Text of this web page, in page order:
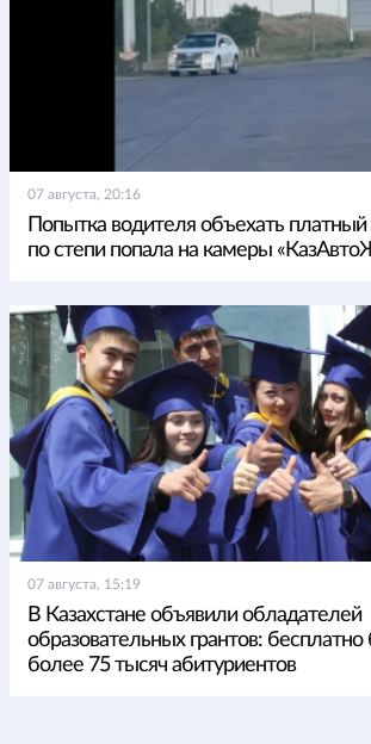
07 августа, 20:16
Попытка водителя объехать платный
по степи попала на камеры
07 августа, 15:19
В Казахстане объявили обладателей
образовательных грантов: бесплатно
более 75 тысяч абитуриентов